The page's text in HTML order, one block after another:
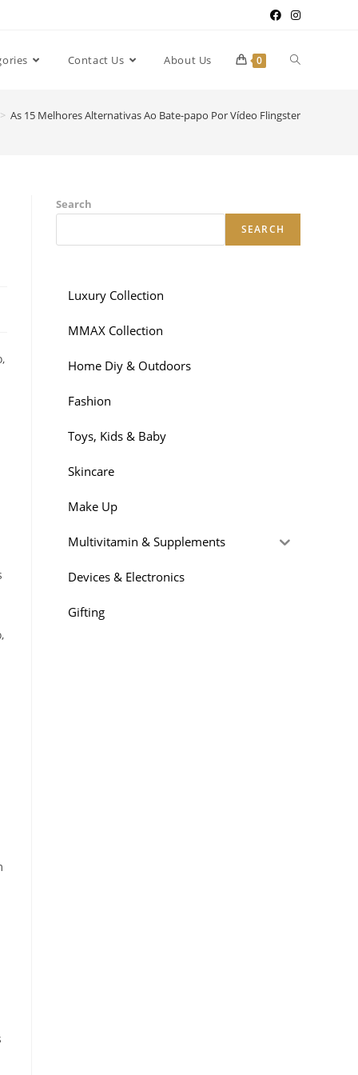
Contact Us About Us 0
> As 15 Melhores Alternativas Ao Bate-papo Por Vídeo Flingster
Search
SEARCH
Luxury Collection
MMAX Collection
Home Diy & Outdoors
Fashion
Toys, Kids & Baby
Skincare
Make Up
Multivitamin & Supplements
Devices & Electronics
Gifting